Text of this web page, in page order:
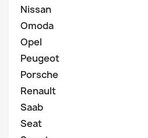
Nissan
Omoda
Opel
Peugeot
Porsche
Renault
Saab
Seat